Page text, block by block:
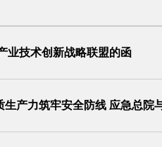
业技术创新战略联盟的函
生产力筑牢安全防线 应急总院